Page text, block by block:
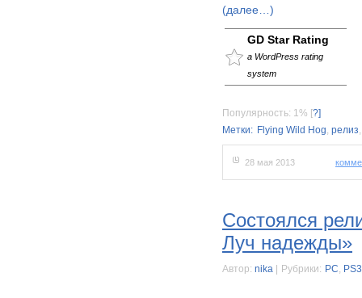
(далее…)
GD Star Rating
a WordPress rating
system
Популярность: 1% [?]
Метки: Flying Wild Hog, релиз
28 мая 2013
Состоялся
Луч надежды»
Автор: nika Рубрики: PC, PS3